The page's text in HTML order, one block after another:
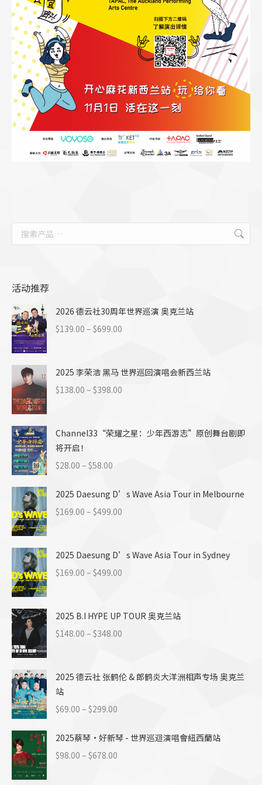
活动推荐
2026 德云社30周年世界巡演 奥克兰站
$139.00 – $699.00
围：
2025 李荣浩 黑马 世界巡回演唱会新西兰站
$138.00 – $398.00
围：
Channel33“荣耀之星：少年西游志”原创舞台剧即
将开启！
$28.00 – $58.00
范
围：
$58.00
2025 Daesung D’s Wave Asia Tour in Melbourne
$169.00 – $499.00
围：
2025 Daesung D’s Wave Asia Tour in Sydney
$169.00 – $499.00
围：
2025 B.I HYPE UP TOUR 奥克兰站
$148.00 – $348.00
围：
2025 德云社 张鹤伦 & 郎鹤炎大洋洲相声专场 奥克兰
站
$69.00 – $299.00
范
2025蔡琴·好新琴 - 世界巡迴演唱會紐西蘭站
$98.00 – $678.00